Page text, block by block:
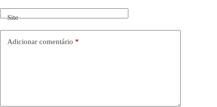
Site
Adicionar comentário *